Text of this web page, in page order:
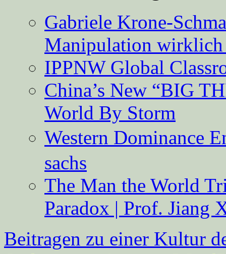
Gabriele Krone-
Manipulation wirklich
IPPNW Global
China’s New “BIG
World By Storm
Western Dominance
sachs
The Man the World
Paradox | Prof. Jiang
Beitragen zu einer Kultur